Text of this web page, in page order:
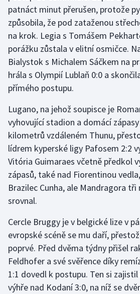
Lezení
Lyže a snowboard
Moderní pětiboj
Motorsport
Olympijské hry
Parasport
Plavání
Plážový volejbal
Rychlobruslení
Rychlostní kanoistika
Short track
patnáct minut přerušen, protože
způsobila, že pod zataženou
na krok. Legia s Tomášem
porážku zůstala v elitní osmičce.
Bialystok s Michalem Sáčkem na
hrála s Olympií Lublaň 0:0 a
přímého postupu.
Lugano, na jehož soupisce je
vyhovující stadion a domácí
kilometrů vzdáleném Thunu,
lídrem kyperské ligy Pafosem 2:2
Vitória Guimaraes včetně předkol
zápasů, také nad Fiorentinou
Brazilec Cunha, ale Mandragora
srovnal.
Cercle Bruggy je v belgické lize v
evropské scéně se mu daří,
poprvé. Před dvěma týdny přišel
Feldhofer a své svěřence díky
1:1 dovedl k postupu. Ten si
výhře nad Kodaní 3:0, na níž se